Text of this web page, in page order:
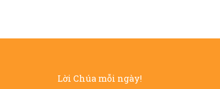
Lời Chúa mỗi ngày!